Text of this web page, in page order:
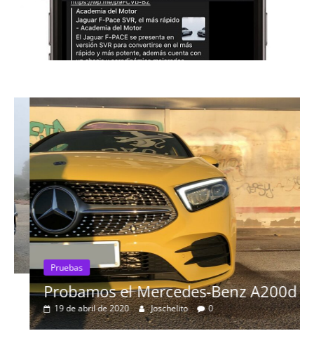
Pruebas
Probamos el Mercedes-Benz A200d
19 de abril de 2020 Joschelito 0